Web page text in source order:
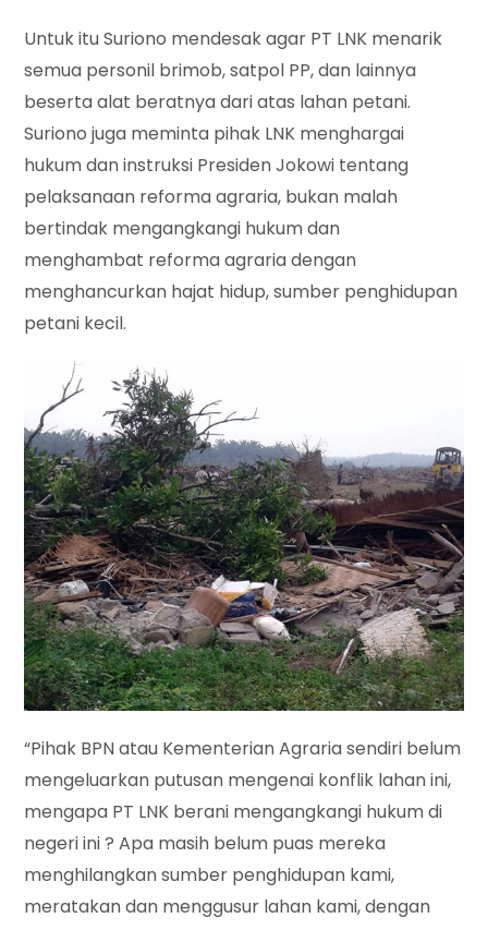
Untuk itu Suriono mendesak agar PT LNK menarik
semua personil brimob, satpol PP, dan lainnya
beserta alat beratnya dari atas lahan petani.
Suriono juga meminta pihak LNK menghargai
hukum dan instruksi Presiden Jokowi tentang
pelaksanaan reforma agraria, bukan malah
bertindak mengangkangi hukum dan
menghambat reforma agraria dengan
menghancurkan hajat hidup, sumber penghidupan
petani kecil.
“Pihak BPN atau Kementerian Agraria sendiri belum
mengeluarkan putusan mengenai konflik lahan ini,
mengapa PT LNK berani mengangkangi hukum di
negeri ini ? Apa masih belum puas mereka
menghilangkan sumber penghidupan kami,
meratakan dan menggusur lahan kami, dengan